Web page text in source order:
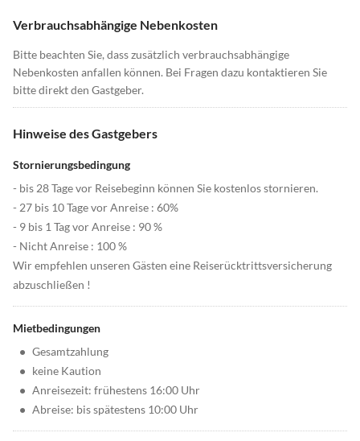
Verbrauchsabhängige Nebenkosten
Bitte beachten Sie, dass zusätzlich verbrauchsabhängige
Nebenkosten anfallen können. Bei Fragen dazu kontaktieren Sie
bitte direkt den Gastgeber.
Hinweise des Gastgebers
Stornierungsbedingung
- bis 28 Tage vor Reisebeginn können Sie kostenlos stornieren.
- 27 bis 10 Tage vor Anreise : 60%
- 9 bis 1 Tag vor Anreise : 90 %
- Nicht Anreise : 100 %
Wir empfehlen unseren Gästen eine Reiserücktrittsversicherung
abzuschließen !
Mietbedingungen
• Gesamtzahlung
• keine Kaution
• Anreisezeit: frühestens 16:00 Uhr
• Abreise: bis spätestens 10:00 Uhr